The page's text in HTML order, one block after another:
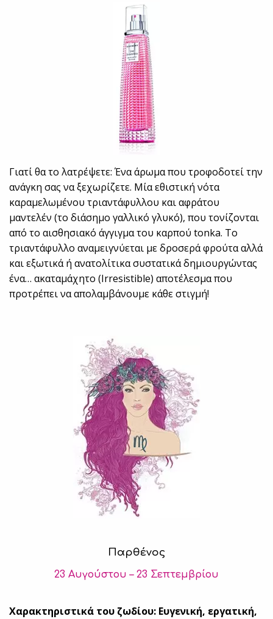
Γιατί θα το λατρέψετε: Ένα άρωμα που τροφοδοτεί την
ανάγκη σας να ξεχωρίζετε. Μία εθιστική νότα
καραμελωμένου τριαντάφυλλου και αφράτου
μαντελέν (το διάσημο γαλλικό γλυκό), που τονίζονται
από το αισθησιακό άγγιγμα του καρπού tonka. Το
τριαντάφυλλο αναμειγνύεται με δροσερά φρούτα αλλά
και εξωτικά ή ανατολίτικα συστατικά δημιουργώντας
ένα… ακαταμάχητο (Irresistible) αποτέλεσμα που
προτρέπει να απολαμβάνουμε κάθε στιγμή!
Παρθένος
23 Αυγούστου – 23 Σεπτεμβρίου
Χαρακτηριστικά του ζωδίου: Ευγενική, εργατική,